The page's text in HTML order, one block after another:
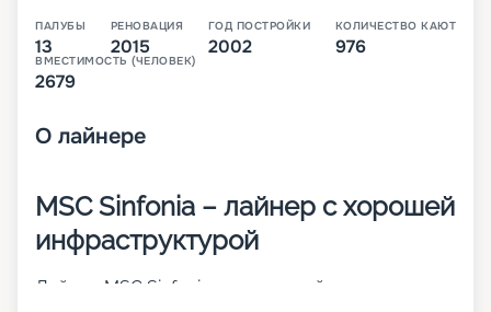
ПАЛУБЫ
13
РЕНОВАЦИЯ
2015
ГОД ПОСТРОЙКИ
2002
КОЛИЧЕСТВО КАЮТ
976
ВМЕСТИМОСТЬ (ЧЕЛОВЕК)
2679
О лайнере
MSC Sinfonia – лайнер с хорошей
инфраструктурой
Лайнер MSC Sinfonia – это второй из круизных